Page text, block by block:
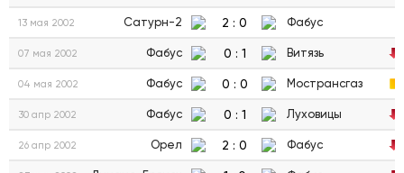
13 мая 2002 Сатурн-2 2 : 0 Фабус
07 мая 2002 Фабус 0 : 1 Витязь
04 мая 2002 Фабус 0 : 0 Мострансгаз
30 апр 2002 Фабус 0 : 1 Луховицы
26 апр 2002 Орел 2 : 0 Фабус